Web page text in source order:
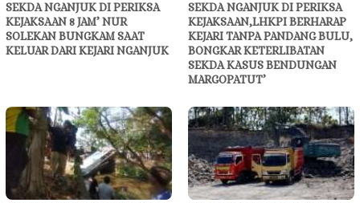
SEKDA NGANJUK DI PERIKSA
KEJAKSAAN 8 JAM’ NUR
SOLEKAN BUNGKAM SAAT
KELUAR DARI KEJARI NGANJUK
SEKDA NGANJUK DI PERIKSA
KEJAKSAAN,LHKPI BERHARAP
KEJARI TANPA PANDANG BULU,
BONGKAR KETERLIBATAN
SEKDA KASUS BENDUNGAN
MARGOPATUT’